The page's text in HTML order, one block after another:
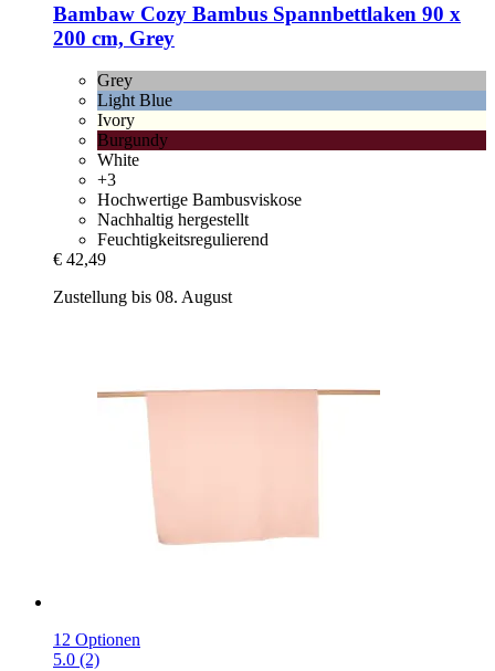
Bambaw Cozy Bambus Spannbettlaken 90 x
200 cm, Grey
Grey
Light Blue
Ivory
Burgundy
White
+3
Hochwertige Bambusviskose
Nachhaltig hergestellt
Feuchtigkeitsregulierend
€ 42,49
Zustellung bis 08. August
12 Optionen
5.0 (2)